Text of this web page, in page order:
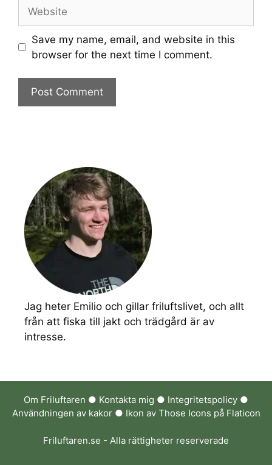
Save my name, email, and website in this
browser for the next time I comment.
Jag heter Emilio och gillar friluftslivet, och allt
från att fiska till jakt och trädgård är av
intresse.
Om Friluftaren ● Kontakta mig ● Integritetspolicy ●
Användningen av kakor● Ikon av Those Icons på Flaticon
Friluftaren.se - Alla rättigheter reserverade